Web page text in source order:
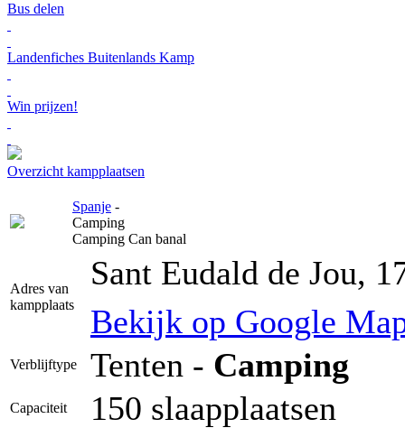
Bus delen
Landenfiches Buitenlands Kamp
Win prijzen!
Overzicht kampplaatsen
Spanje -
Camping
Camping Can banal
Adres van
kampplaats
Sant Eudald de Jou,
Bekijk op Google
Verblijftype Tenten - Camping
Capaciteit 150 slaapplaatsen